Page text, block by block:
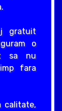
gratuit
o
sa nu
fara
calitate,